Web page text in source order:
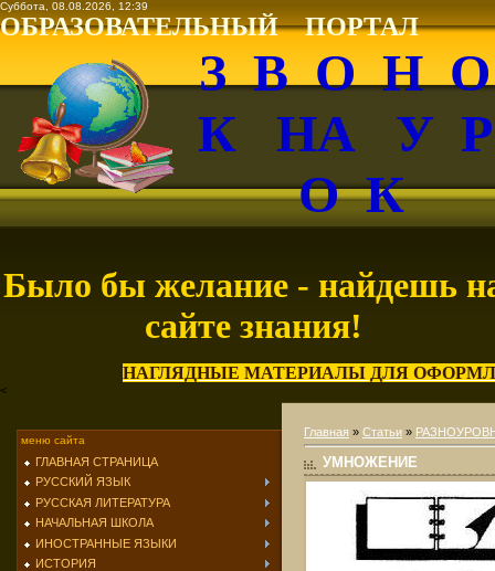
Суббота, 08.08.2026, 12:39
ОБРАЗОВАТЕЛЬНЫЙ ПОРТАЛ
З В О Н
К НА У
О К
Было бы желание - найдешь
сайте знания!
НАГЛЯДНЫЕ МАТЕРИАЛЫ ДЛЯ
<
меню сайта
ГЛАВНАЯ СТРАНИЦА
РУССКИЙ ЯЗЫК
РУССКАЯ ЛИТЕРАТУРА
НАЧАЛЬНАЯ ШКОЛА
ИНОСТРАННЫЕ ЯЗЫКИ
ИСТОРИЯ
Главная » Статьи »
УМНОЖЕНИЕ